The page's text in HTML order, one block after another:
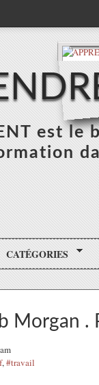
est
CATÉGORIES
Morgan .
,#travail